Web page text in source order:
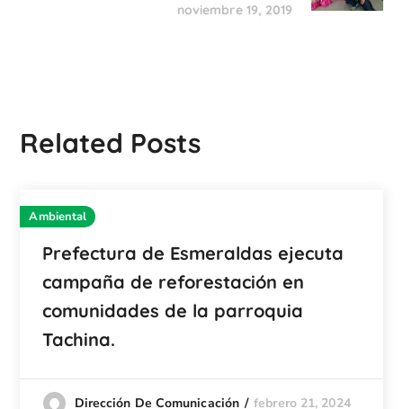
noviembre 19, 2019
Related Posts
Ambiental
Prefectura de Esmeraldas ejecuta
campaña de reforestación en
comunidades de la parroquia
Tachina.
Dirección De Comunicación febrero 21, 2024